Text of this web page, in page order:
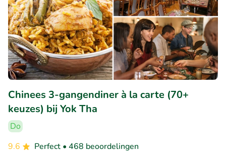
Chinees 3-gangendiner à la carte (70+
keuzes) bij Yok Tha
Do
9.6
Perfect • 468 beoordelingen